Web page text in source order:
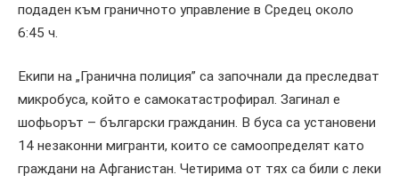
подаден към граничното управление в Средец около
6:45 ч.
Екипи на „Гранична полиция” са започнали да преследват
микробуса, който е самокатастрофирал. Загинал е
шофьорът – български гражданин. В буса са установени
14 незаконни мигранти, които се самоопределят като
граждани на Афганистан. Четирима от тях са били с леки